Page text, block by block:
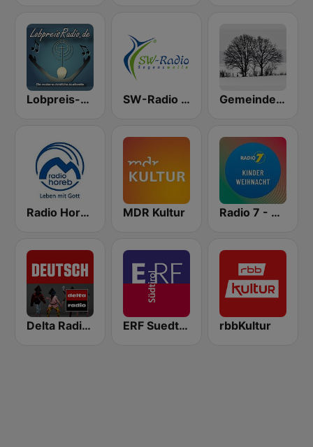
Lobpreis-Radio SW-Radio Deutsch Gemeinde Gottes Gifhorn
Radio Horeb MDR Kultur Radio 7 - Kinder Weihnacht
Delta Radio - Deutsch ERF Suedtirol rbbKultur